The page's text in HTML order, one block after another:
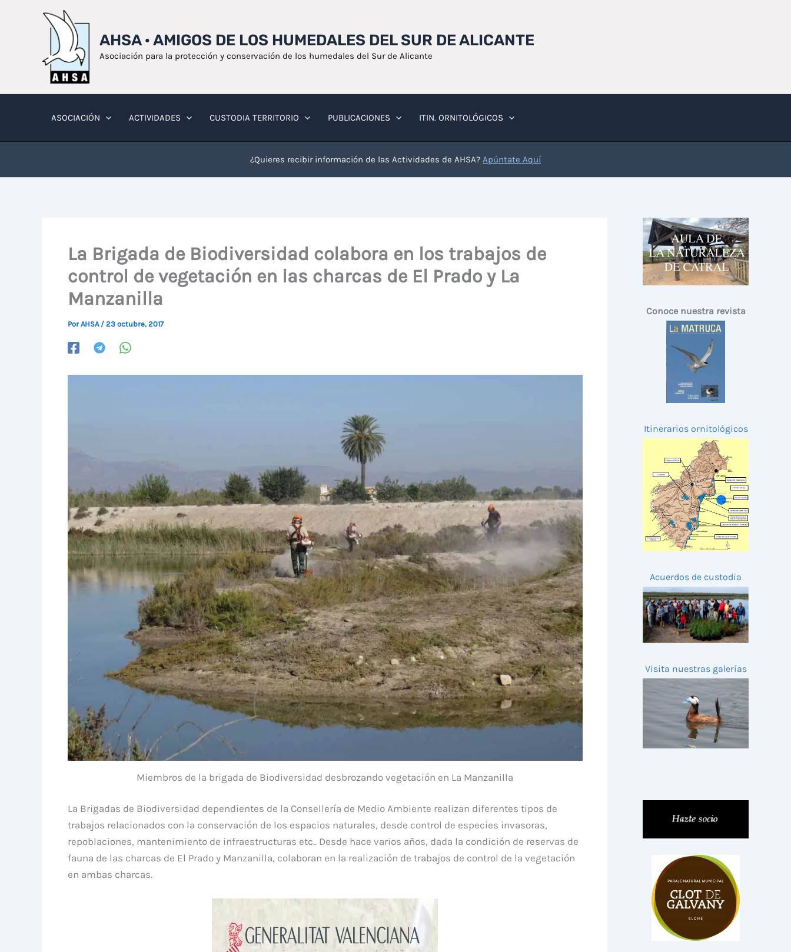
AHSA · AMIGOS DE LOS HUMEDALES DEL SUR DE ALICANTE
Asociación para la protección y conservación de los humedales del Sur de Alicante
ASOCIACIÓN ACTIVIDADES CUSTODIA TERRITORIO PUBLICACIONES ITIN. ORNITOLÓGICOS
¿Quieres recibir información de las Actividades de AHSA? Apúntate Aquí
La Brigada de Biodiversidad colabora en los trabajos de
control de vegetación en las charcas de El Prado y La
Manzanilla
PorAHSA / 23 octubre, 2017
Miembros de la brigada de Biodiversidad desbrozando vegetación en La Manzanilla
La Brigadas de Biodiversidad dependientes de la Consellería de Medio Ambiente realizan diferentes tipos de
trabajos relacionados con la conservación de los espacios naturales, desde control de especies invasoras,
repoblaciones, mantenimiento de infraestructuras etc.. Desde hace varios años, dada la condición de reservas de
fauna de las charcas de El Prado y Manzanilla, colaboran en la realización de trabajos de control de la vegetación
en ambas charcas.
Conoce nuestra revista
Itinerarios ornitológicos
Acuerdos de custodia
Visita nuestras galerías